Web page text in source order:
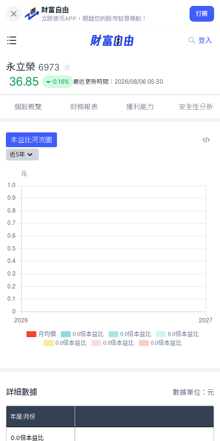
財富自由
立即使用APP，開啟您的股市智慧導航！
打開
登入
36.85
-0.16%
永立榮 6973
36.85 -0.16% 最近更新時間： 2026/08/06 05:30
個股概覽 財務報表 獲利能力 安全性分析
本益比河流圖
近5年
月均價 0.0倍本益比 0.0倍本益比
0.0倍本益比
0.0倍本益比
0.0倍本益比 0.0倍本益比
詳細數據 數據單位：元
年度/月份
0.0倍本益比